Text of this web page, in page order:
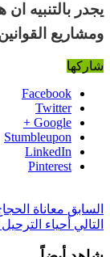
يجدر بالتنبيه
ومشاريع
شاركها
Facebook
Twitter
Google +
Stumbleupon
LinkedIn
Pinterest
السابق معاناة الحجاج: فقدان 3 حاجات خلال سير
التالي أحياء